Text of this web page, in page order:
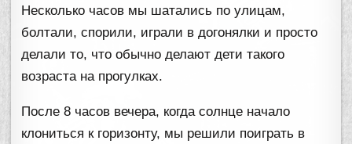
Несколько часов мы шатались по улицам,
болтали, спорили, играли в догонялки и просто
делали то, что обычно делают дети такого
возраста на прогулках.
После 8 часов вечера, когда солнце начало
клониться к горизонту, мы решили поиграть в